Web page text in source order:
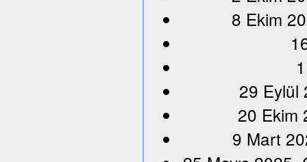
8 Ekim
29 Eylül
20 Ekim
9 Mart